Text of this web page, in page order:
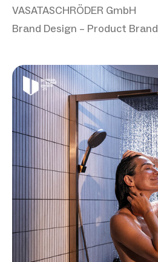
VASATASCHRÖDER GmbH
Brand Design – Product Brand